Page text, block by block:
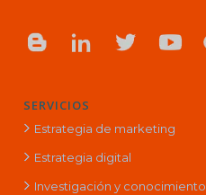
SERVICIOS
Estrategia de marketing
Estrategia digital
Investigación y conocimiento